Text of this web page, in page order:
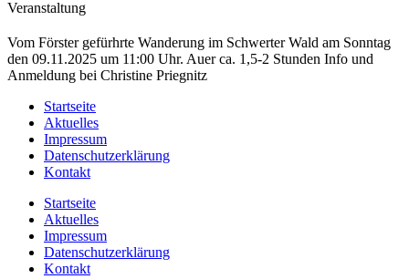
Veranstaltung
Vom Förster gefürhrte Wanderung im Schwerter Wald am Sonntag
den 09.11.2025 um 11:00 Uhr. Auer ca. 1,5-2 Stunden Info und
Anmeldung bei Christine Priegnitz
Startseite
Aktuelles
Impressum
Datenschutzerklärung
Kontakt
Startseite
Aktuelles
Impressum
Datenschutzerklärung
Kontakt